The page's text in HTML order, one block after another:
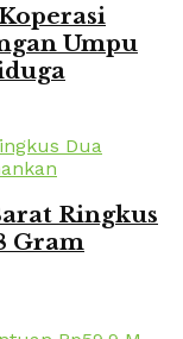
Umpu
Ringkus
Gram